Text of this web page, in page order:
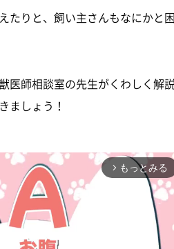
たりと、飼い主さんもなにかと
医師相談室の先生がくわしく解
ましょう！
arrow_forward_ios もっとみる